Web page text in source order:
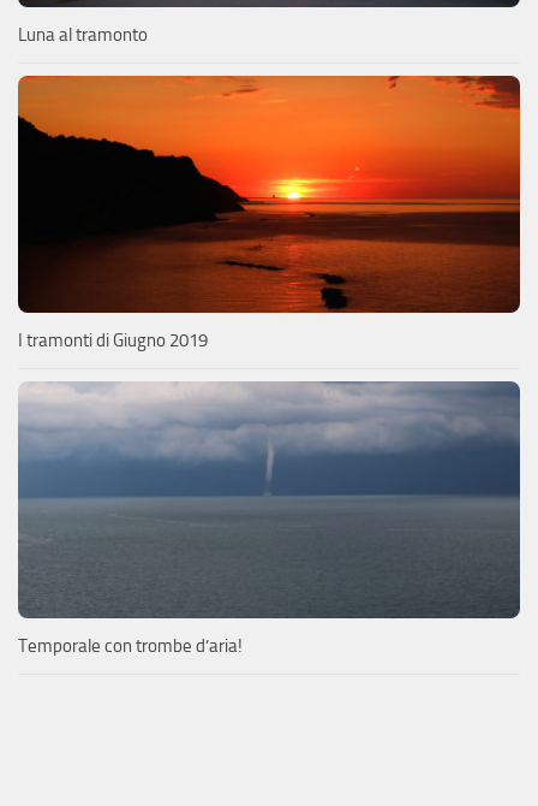
Luna al tramonto
I tramonti di Giugno 2019
Temporale con trombe d’aria!